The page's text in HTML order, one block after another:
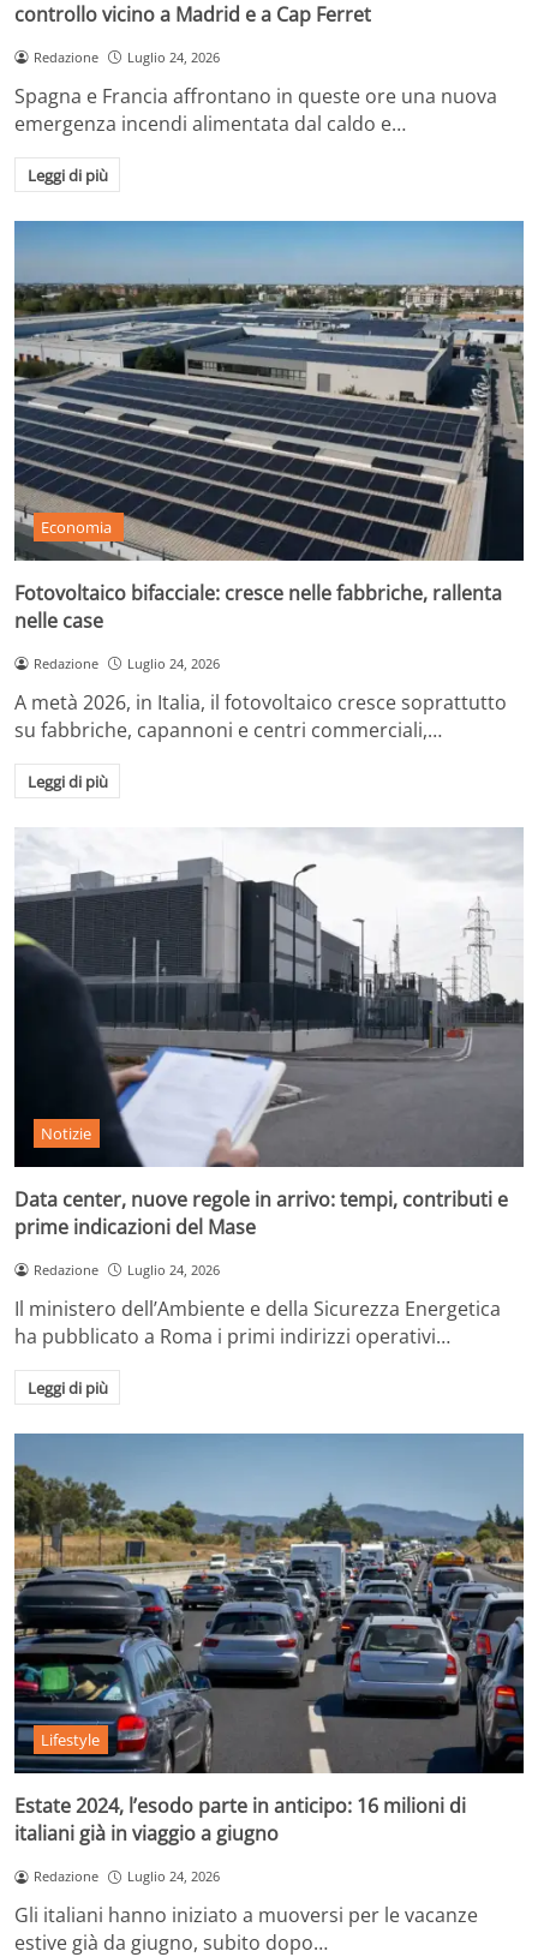
controllo vicino a Madrid e a Cap Ferret
Redazione Luglio 24, 2026
Spagna e Francia affrontano in queste ore una nuova
emergenza incendi alimentata dal caldo e…
Leggi di più
Economia
Fotovoltaico bifacciale: cresce nelle fabbriche, rallenta
nelle case
Redazione Luglio 24, 2026
A metà 2026, in Italia, il fotovoltaico cresce soprattutto
su fabbriche, capannoni e centri commerciali,…
Leggi di più
Notizie
Data center, nuove regole in arrivo: tempi, contributi e
prime indicazioni del Mase
Redazione Luglio 24, 2026
Il ministero dell’Ambiente e della Sicurezza Energetica
ha pubblicato a Roma i primi indirizzi operativi…
Leggi di più
Lifestyle
Estate 2024, l’esodo parte in anticipo: 16 milioni di
italiani già in viaggio a giugno
Redazione Luglio 24, 2026
Gli italiani hanno iniziato a muoversi per le vacanze
estive già da giugno, subito dopo…